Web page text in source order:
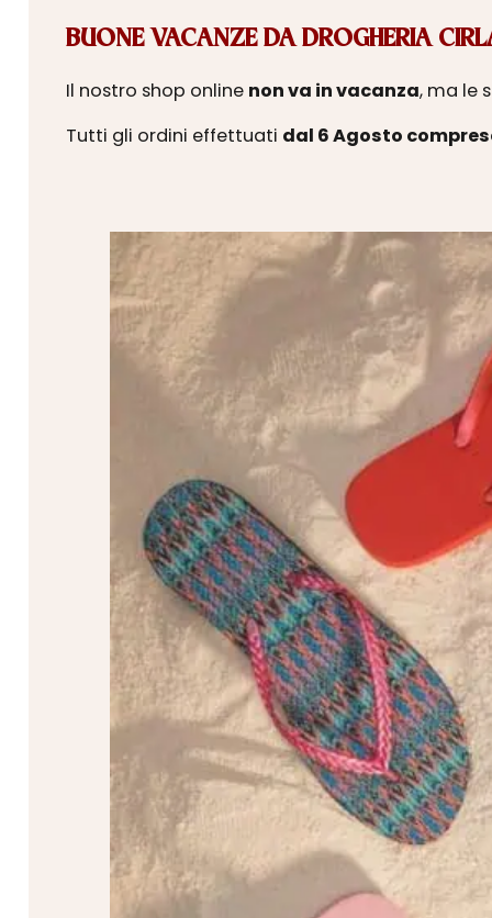
BUONE VACANZE DA DROGHERIA
Il nostro shop online non va in vacanza, ma le
Tutti gli ordini effettuati dal 6 Agosto